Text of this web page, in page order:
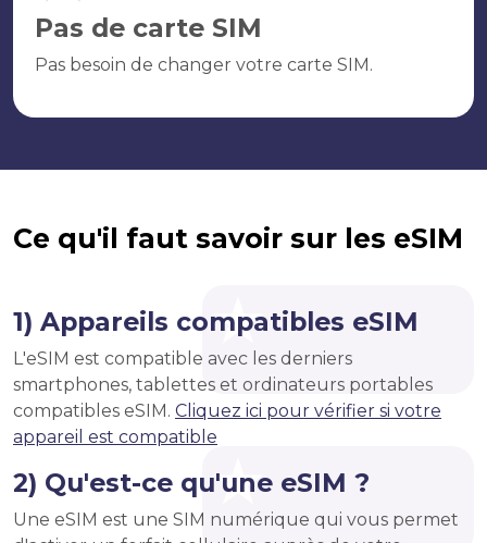
Pas de carte SIM
Pas besoin de changer votre carte SIM.
Ce qu'il faut savoir sur les eSIM
1) Appareils compatibles eSIM
L'eSIM est compatible avec les derniers
smartphones, tablettes et ordinateurs portables
compatibles eSIM. Cliquez ici pour vérifier si votre
appareil est compatible
2) Qu'est-ce qu'une eSIM ?
Une eSIM est une SIM numérique qui vous permet